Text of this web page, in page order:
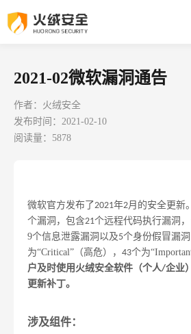
2021-02微软漏洞通告
作者：火绒安全
发布时间：2021-02-10
阅读量：5878
微软官方发布了2021年2月 的安全更新
个漏洞， 包含21个远程代码执行漏洞，
9个信息泄露漏洞以及5个身份假冒漏
为“Critical”（高危）， 43个为
户及时使用火绒安全软件（个人/企业
更新补丁。
涉及组件：